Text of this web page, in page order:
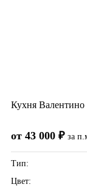
Кухня Валентино
от 43 000 ₽ за
Тип:
Цвет: